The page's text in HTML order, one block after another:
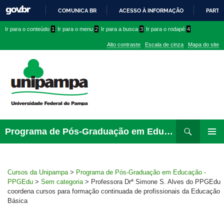
PARA
CONTEÚDO
COMUNICA BR ACESSO À INFORMAÇÃO
conteúdo
menu
superior
menu
Ir para o conteúdo 1 Ir para o menu 2 Ir para a busca 3 Ir para o rodapé 4
Alto contraste Escala de cinza Mapa do site
Programa de Pós-Graduação em Educação – PPGEdu
para
Cursos da Unipampa > Programa de Pós-Graduação em Educação -
PPGEdu > Sem categoria > Professora Drª Simone S. Alves do PPGEdu
coordena cursos para formação continuada de profissionais da Educação
Básica